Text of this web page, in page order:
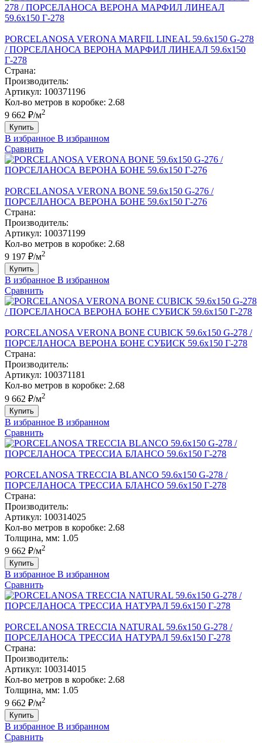
PORCELANOSA VERONA MARFIL LINEAL 59.6х150 G-278
/ ПОРCЕЛАНОСА ВЕРОНА МАРФИЛ ЛИНЕАЛ 59.6х150
Г-278
Страна:
Производитель:
Артикул: 100371196
Кол-во метров в коробке: 2.68
9 662 ₽/м2
Купить
В избранное В избранном
Сравнить
PORCELANOSA VERONA BONE 59.6х150 G-276 /
ПОРCЕЛАНОСА ВЕРОНА БОНЕ 59.6х150 Г-276
Страна:
Производитель:
Артикул: 100371199
Кол-во метров в коробке: 2.68
9 197 ₽/м2
Купить
В избранное В избранном
Сравнить
PORCELANOSA VERONA BONE CUBICK 59.6х150 G-278 /
ПОРCЕЛАНОСА ВЕРОНА БОНЕ CУБИCК 59.6х150 Г-278
Страна:
Производитель:
Артикул: 100371181
Кол-во метров в коробке: 2.68
9 662 ₽/м2
Купить
В избранное В избранном
Сравнить
PORCELANOSA TRECCIA BLANCO 59.6х150 G-278 /
ПОРCЕЛАНОСА ТРЕCCИА БЛАНCО 59.6х150 Г-278
Страна:
Производитель:
Артикул: 100314025
Кол-во метров в коробке: 2.68
Толщина, мм: 1.05
9 662 ₽/м2
Купить
В избранное В избранном
Сравнить
PORCELANOSA TRECCIA NATURAL 59.6х150 G-278 /
ПОРCЕЛАНОСА ТРЕCCИА НАТУРАЛ 59.6х150 Г-278
Страна:
Производитель:
Артикул: 100314015
Кол-во метров в коробке: 2.68
Толщина, мм: 1.05
9 662 ₽/м2
Купить
В избранное В избранном
Сравнить